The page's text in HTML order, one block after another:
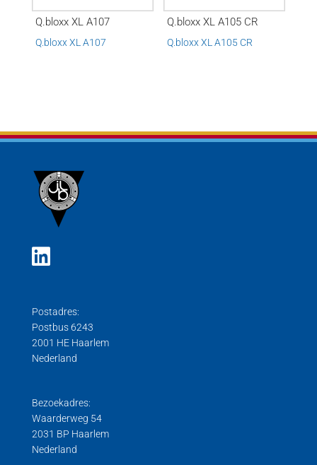
Q.bloxx XL A107
Q.bloxx XL A107
Q.bloxx XL A105 CR
Q.bloxx XL A105 CR
Postadres:
Postbus 6243
2001 HE Haarlem
Nederland
Bezoekadres:
Waarderweg 54
2031 BP Haarlem
Nederland